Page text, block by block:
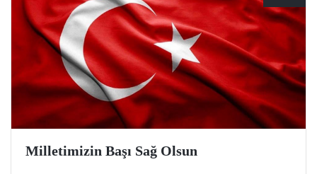
Milletimizin Başı Sağ Olsun